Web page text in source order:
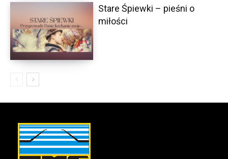
Stare Śpiewki – pieśni o
miłości